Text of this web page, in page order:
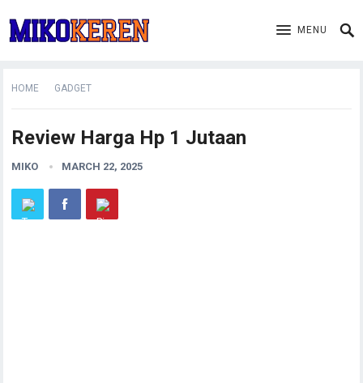
MENU
HOME GADGET
Review Harga Hp 1 Jutaan
MIKO MARCH 22, 2025